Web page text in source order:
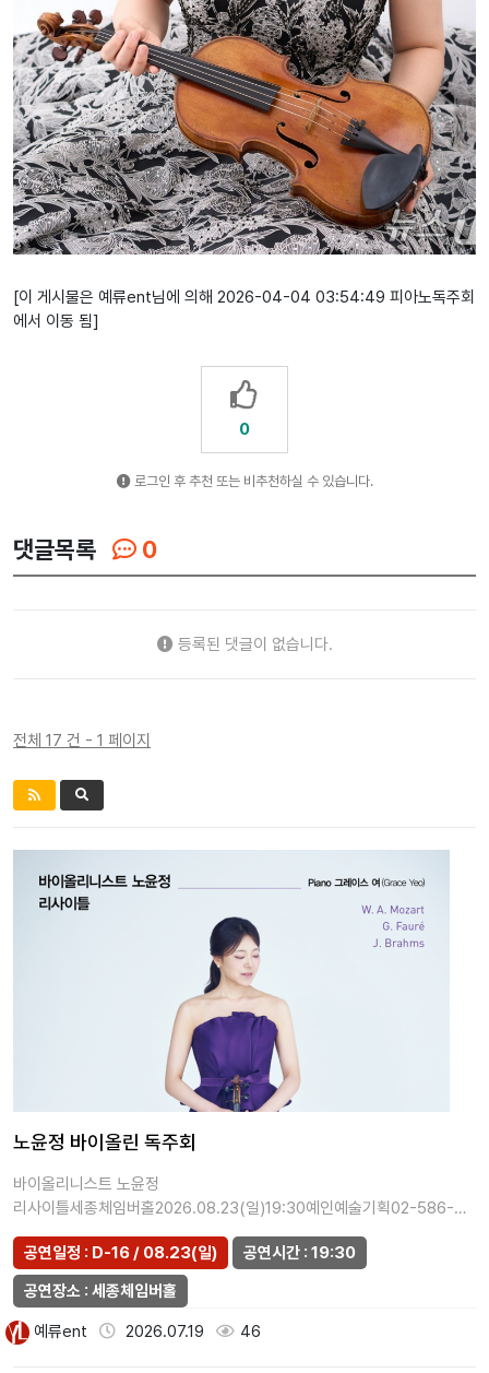
[이 게시물은 예류ent님에 의해 2026-04-04 03:54:49 피아노독주회
에서 이동 됨]
0
로그인 후 추천 또는 비추천하실 수 있습니다.
댓글목록 0
등록된 댓글이 없습니다.
전체 17 건 - 1 페이지
노윤정 바이올린 독주회
바이올리니스트 노윤정
리사이틀세종체임버홀2026.08.23(일)19:30예인예술기획02-586-
0945
공연일정 : D-16 / 08.23(일)
공연시간 : 19:30
공연장소 : 세종체임버홀
예류ent 2026.07.19 46